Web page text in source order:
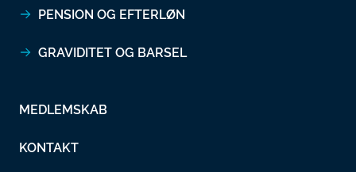
PENSION OG EFTERLØN
GRAVIDITET OG BARSEL
MEDLEMSKAB
KONTAKT